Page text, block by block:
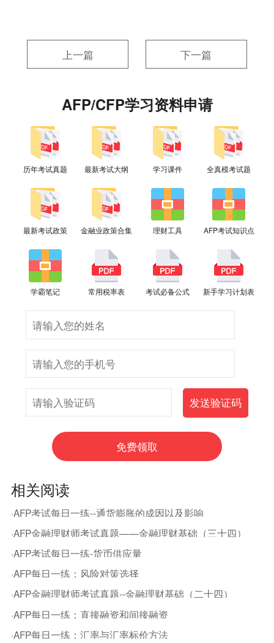
上一篇 下一篇
AFP/CFP学习资料申请
历年考试真题 最新考试大纲 学习课件 全真模考试题
最新考试政策 金融业政策合集 理财工具 AFP考试知识点
学霸笔记 常用税率表 考试必备公式 新手学习计划表
相关阅读
·AFP考试每日一练--通货膨胀的成因以及影响
·AFP金融理财师考试真题——金融理财基础（三十四）
·AFP考试每日一练-货币供应量
·AFP每日一练：风险对策选择
·AFP金融理财师考试真题--金融理财基础（二十四）
·AFP每日一练：直接融资和间接融资
·AFP每日一练：汇率与汇率标价方法